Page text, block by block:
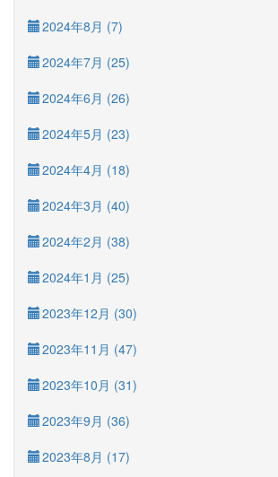
2024年8月 (7)
2024年7月 (25)
2024年6月 (26)
2024年5月 (23)
2024年4月 (18)
2024年3月 (40)
2024年2月 (38)
2024年1月 (25)
2023年12月 (30)
2023年11月 (47)
2023年10月 (31)
2023年9月 (36)
2023年8月 (17)